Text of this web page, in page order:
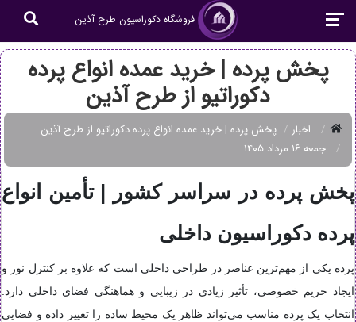
فروشگاه دکوراسیون طرح آذین
پخش پرده | خرید عمده انواع پرده
دکوراتیو از طرح آذین
اخبار
پخش پرده | خرید عمده انواع پرده دکوراتیو از طرح آذین
جمعه ۱۶ مرداد ۱۴۰۵
پخش پرده در سراسر کشور | تأمین انواع
پرده دکوراسیون داخلی
پرده یکی از مهم‌ترین عناصر در طراحی داخلی است که علاوه بر کنترل نور و
ایجاد حریم خصوصی، تأثیر زیادی در زیبایی و هماهنگی فضای داخلی دارد.
انتخاب یک پرده مناسب می‌تواند ظاهر یک محیط ساده را تغییر داده و فضایی